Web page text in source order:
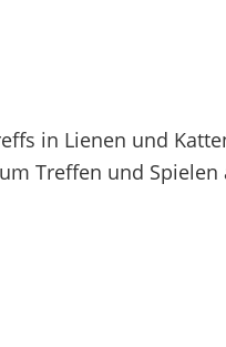
in Lienen und
Treffen und Spielen